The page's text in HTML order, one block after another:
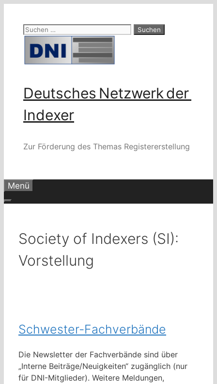
springenSuchen
Deutsches Netzwerk der
Indexer
Zur Förderung des Themas Registererstellung
Menü
Society of Indexers (SI):
Vorstellung
Schwester-Fachverbände
Die Newsletter der Fachverbände sind über
„Interne Beiträge/Neuigkeiten“ zugänglich (nur
für DNI-Mitglieder). Weitere Meldungen,